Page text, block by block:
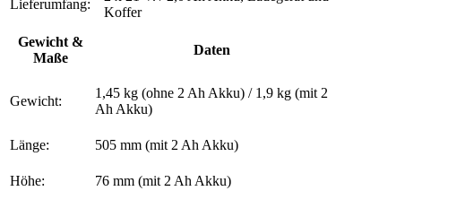
Lieferumfang:
Koffer
Gewicht &
Maße
Daten
Gewicht:
1,45 kg (ohne 2 Ah Akku) / 1,9 kg (mit 2
Ah Akku)
Länge: 505 mm (mit 2 Ah Akku)
Höhe: 76 mm (mit 2 Ah Akku)